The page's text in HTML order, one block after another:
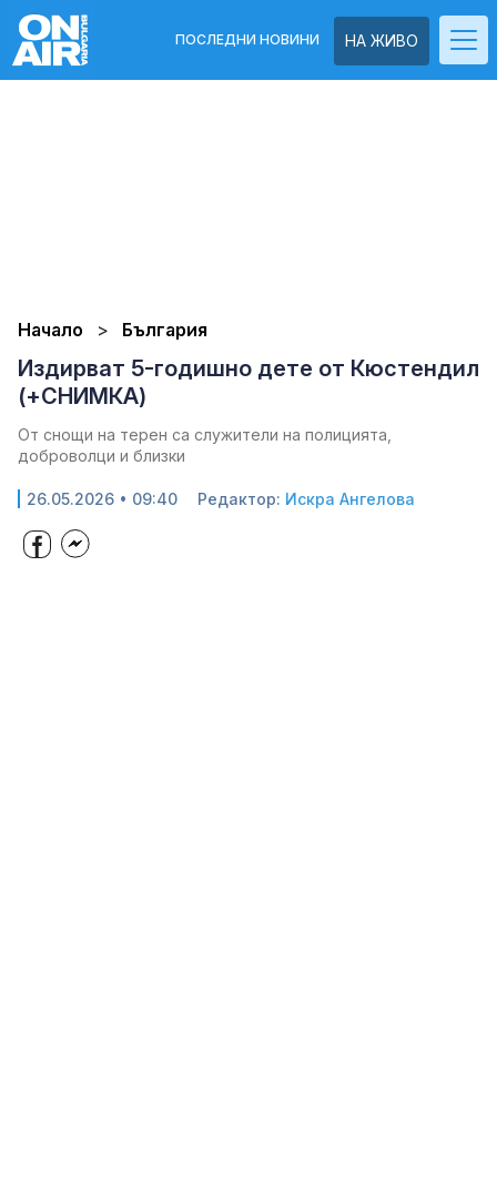
НА ЖИВО
ПОСЛЕДНИ НОВИНИ
Начало България
Издирват 5-годишно дете от Кюстендил
(+СНИМКА)
От снощи на терен са служители на полицията,
доброволци и близки
26.05.2026 • 09:40 Редактор: Искра Ангелова